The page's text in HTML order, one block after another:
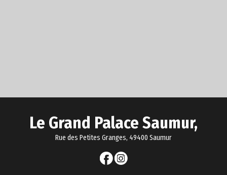
Le Grand Palace Saumur,
Rue des Petites Granges, 49400 Saumur